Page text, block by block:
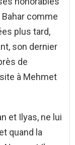
Bahar comme
plus tard,
son dernier
de
à Mehmet
et Ilyas, ne lui
quand la